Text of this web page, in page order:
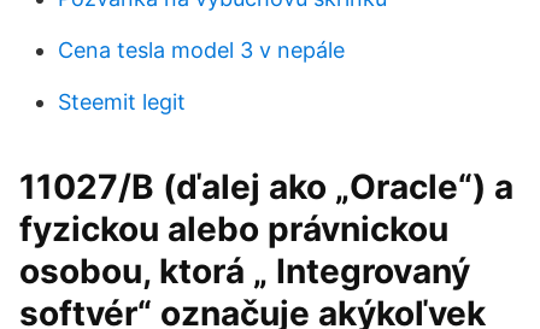
Cena tesla model 3 v nepále
Steemit legit
11027/B (ďalej ako „Oracle“) a
fyzickou alebo právnickou
osobou, ktorá „ Integrovaný
softvér“ označuje akýkoľvek